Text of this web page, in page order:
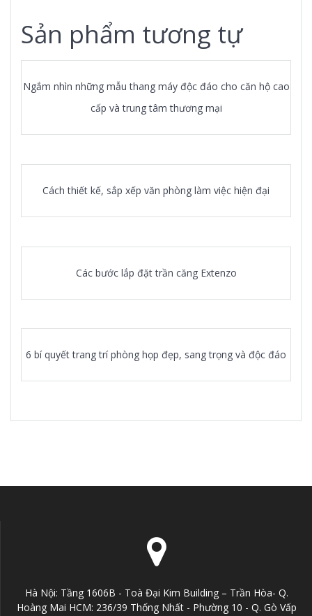
Sản phẩm tương tự
Ngắm nhìn những mẫu thang máy độc đáo cho căn hộ cao
cấp và trung tâm thương mại
Cách thiết kế, sắp xếp văn phòng làm việc hiện đại
Các bước lắp đặt trần căng Extenzo
6 bí quyết trang trí phòng họp đẹp, sang trọng và độc đáo
Hà Nội: Tầng 1606B - Toà Đại Kim Building – Trần Hòa- Q.
Hoàng Mai HCM: 236/39 Thống Nhất - Phường 10 - Q. Gò Vấp